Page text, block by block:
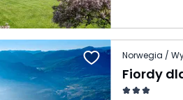
Norwegia /
Fiordy